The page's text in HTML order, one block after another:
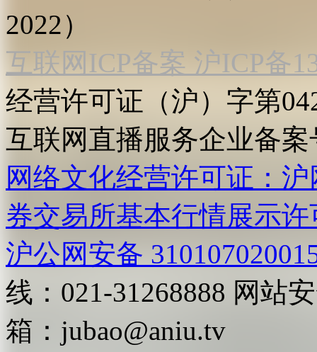
2022）
互联网ICP备案 沪ICP备
经营许可证（沪）字第
互联网直播服务企业备案
网络文化经营许可证：
券交易所基本行情展示许
沪公网安备
线：021-31268888 网站
箱： jubao@aniu.tv